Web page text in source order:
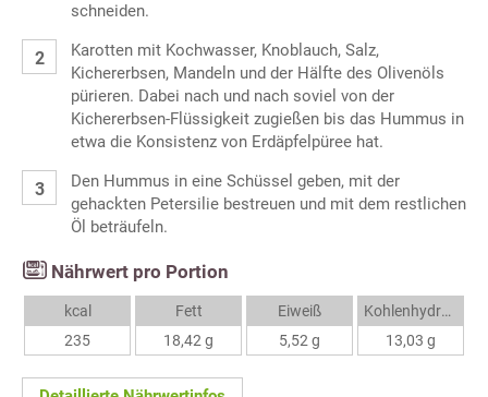
schneiden.
Karotten mit Kochwasser, Knoblauch, Salz,
Kichererbsen, Mandeln und der Hälfte des Olivenöls
pürieren. Dabei nach und nach soviel von der
Kichererbsen-Flüssigkeit zugießen bis das Hummus in
etwa die Konsistenz von Erdäpfelpüree hat.
Den Hummus in eine Schüssel geben, mit der
gehackten Petersilie bestreuen und mit dem restlichen
Öl beträufeln.
Nährwert pro Portion
kcal
235
Fett
18,42 g
Eiweiß
5,52 g
Kohlenhydrate
13,03 g